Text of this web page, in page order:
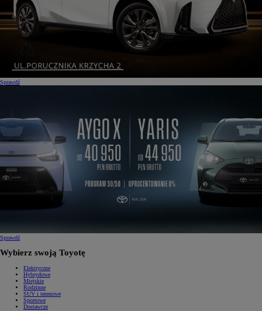
Sprawdź
Sprawdź
Wybierz swoją Toyotę
Elektryczne
Hybrydowe
Miejskie
Rodzinne
SUV i terenowe
Sportowe
Dostawcze